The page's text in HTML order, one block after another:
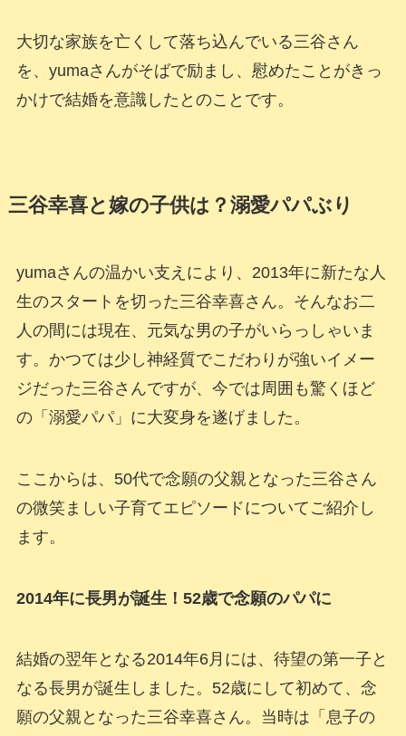
大切な家族を亡くして落ち込んでいる三谷さん
を、yumaさんがそばで励まし、慰めたことがきっ
かけで結婚を意識したとのことです。
三谷幸喜と嫁の子供は？溺愛パパぶり
yumaさんの温かい支えにより、2013年に新たな人
生のスタートを切った三谷幸喜さん。そんなお二
人の間には現在、元気な男の子がいらっしゃいま
す。かつては少し神経質でこだわりが強いイメー
ジだった三谷さんですが、今では周囲も驚くほど
の「溺愛パパ」に大変身を遂げました。
ここからは、50代で念願の父親となった三谷さん
の微笑ましい子育てエピソードについてご紹介し
ます。
2014年に長男が誕生！52歳で念願のパパに
結婚の翌年となる2014年6月には、待望の第一子と
なる長男が誕生しました。52歳にして初めて、念
願の父親となった三谷幸喜さん。当時は「息子の